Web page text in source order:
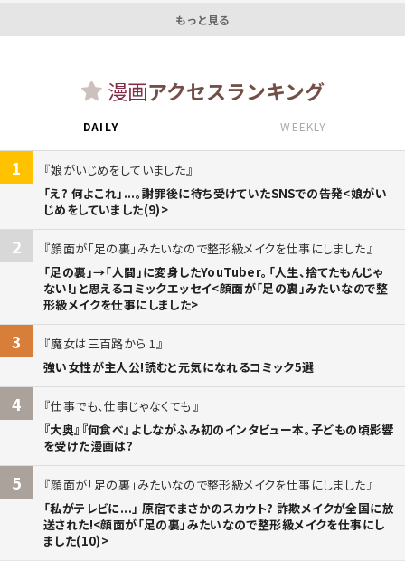
もっと見る
漫画アクセスランキング
DAILY WEEKLY
1
娘がいじめをしていました
「え? 何よこれ」...。謝罪後に待ち受けていたSNSでの告発<娘がい
じめをしていました(9)>
2
顔面が「足の裏」みたいなので整形級メイクを仕事にしました
「足の裏」→「人間」に変身したYouTuber。「人生、捨てたもんじゃ
ない!」と思えるコミックエッセイ<顔面が「足の裏」みたいなので整
形級メイクを仕事にしました>
3
魔女は三百路から 1
強い女性が主人公!読むと元気になれるコミック5選
4
仕事でも、仕事じゃなくても
『大奥』『何食べ』よしながふみ初のインタビュー本。子どもの頃影響
を受けた漫画は?
5
顔面が「足の裏」みたいなので整形級メイクを仕事にしました
「私がテレビに...」 原宿でまさかのスカウト? 詐欺メイクが全国に放
送された!<顔面が「足の裏」みたいなので整形級メイクを仕事にし
ました(10)>